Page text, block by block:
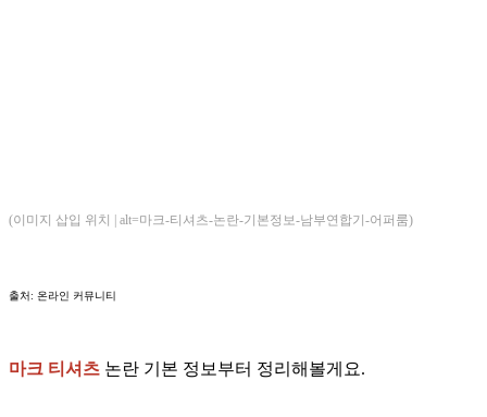
(이미지 삽입 위치 | alt=마크-티셔츠-논란-기본정보-남부연합기-어퍼룸)
출처: 온라인 커뮤니티
마크 티셔츠 논란 기본 정보부터 정리해볼게요.